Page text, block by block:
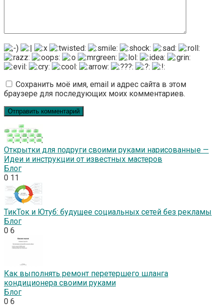
Сохранить моё имя, email и адрес сайта в этом
браузере для последующих моих комментариев.
Открытки для подруги своими руками нарисованные —
Идеи и инструкции от известных мастеров
Блог
0 11
ТикТок и Ютуб: будущее социальных сетей без рекламы
Блог
0 6
Как выполнять ремонт перетершего шланга
кондиционера своими руками
Блог
0 6